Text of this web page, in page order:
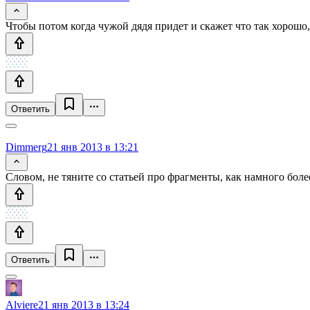
Чтобы потом когда чужой дядя придет и скажет что так
Ответить
Dimmerg21 янв 2013 в 13:21
Словом, не тяните со статьей про фрагменты, как намного
Ответить
Alviere21 янв 2013 в 13:24